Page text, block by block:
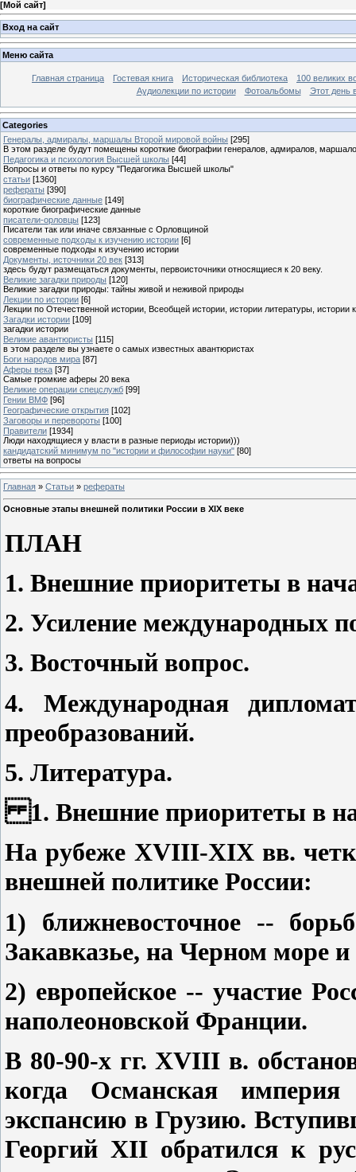
[Мой сайт]
Вход на сайт
Меню сайта
Главная страница Гостевая книга Историческая библиотека
100 великих
Аудиолекции по истории
Фотоальбомы Этот день
Categories
Генералы, адмиралы, маршалы Второй мировой войны [295]
В этом разделе будут помещены короткие биографии генералов, адмиралов,
Педагогика и психология Высшей школы [44]
Вопросы и ответы по курсу "Педагогика Высшей школы"
статьи [1360]
рефераты [390]
биографические данные [149]
короткие биографические данные
писатели-орловцы [123]
Писатели так или иначе связанные с Орловщиной
современные подходы к изучению истории [6]
современные подходы к изучению истории
Документы, источники 20 век [313]
здесь будут размещаться документы, первоисточники относящиеся к 20 веку.
Великие загадки природы [120]
Великие загадки природы: тайны живой и неживой природы
Лекции по истории [6]
Лекции по Отечественной истории, Всеобщей истории, истории литературы, истории
Загадки истории [109]
загадки истории
Великие авантюристы [115]
в этом разделе вы узнаете о самых известных авантюристах
Боги народов мира [87]
Аферы века [37]
Самые громкие аферы 20 века
Великие операции спецслужб [99]
Гении ВМФ [96]
Географические открытия [102]
Заговоры и перевороты [100]
Правители [1934]
Люди находящиеся у власти в разные периоды истории)))
кандидатский минимум по "истории и философии науки" [80]
ответы на вопросы
Главная » Статьи » рефераты
Основные этапы внешней политики России в XIX веке
ПЛАН
1. Внешние приоритеты в
2. Усиление международных
3. Восточный вопрос.
4. Международная
преобразований.
5. Литература.
1. Внешние приоритеты в
На рубеже ХVIII-ХIХ вв.
внешней политике России:
1) ближневосточное --
Закавказье, на Черном море
2) европейское -- участие
наполеоновской Франции.
В 80-90-х гг. XVIII в.
когда Османская
экспансию в Грузию.
Георгий XII обратился к